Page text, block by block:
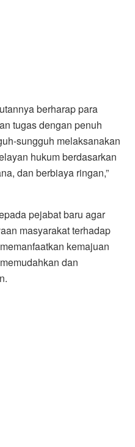
berharap para
tugas dengan penuh
sungguh melaksanakan
hukum berdasarkan
dan berbiaya ringan,”
pejabat baru agar
masyarakat terhadap
kemajuan
dan